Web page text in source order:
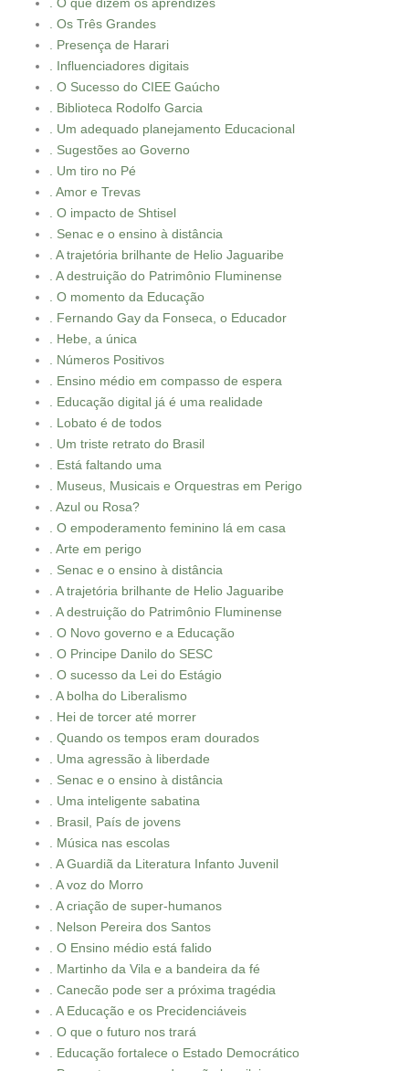
. Os Três Grandes
. Presença de Harari
. Influenciadores digitais
. O Sucesso do CIEE Gaúcho
. Biblioteca Rodolfo Garcia
. Um adequado planejamento Educacional
. Sugestões ao Governo
. Um tiro no Pé
. Amor e Trevas
. O impacto de Shtisel
. Senac e o ensino à distância
. A trajetória brilhante de Helio Jaguaribe
. A destruição do Patrimônio Fluminense
. O momento da Educação
. Fernando Gay da Fonseca, o Educador
. Hebe, a única
. Números Positivos
. Ensino médio em compasso de espera
. Educação digital já é uma realidade
. Lobato é de todos
. Um triste retrato do Brasil
. Está faltando uma
. Museus, Musicais e Orquestras em Perigo
. Azul ou Rosa?
. O empoderamento feminino lá em casa
. Arte em perigo
. Senac e o ensino à distância
. A trajetória brilhante de Helio Jaguaribe
. A destruição do Patrimônio Fluminense
. O Novo governo e a Educação
. O Principe Danilo do SESC
. O sucesso da Lei do Estágio
. A bolha do Liberalismo
. Hei de torcer até morrer
. Quando os tempos eram dourados
. Uma agressão à liberdade
. Senac e o ensino à distância
. Uma inteligente sabatina
. Brasil, País de jovens
. Música nas escolas
. A Guardiã da Literatura Infanto Juvenil
. A voz do Morro
. A criação de super-humanos
. Nelson Pereira dos Santos
. O Ensino médio está falido
. Martinho da Vila e a bandeira da fé
. Canecão pode ser a próxima tragédia
. A Educação e os Precidenciáveis
. O que o futuro nos trará
. Educação fortalece o Estado Democrático